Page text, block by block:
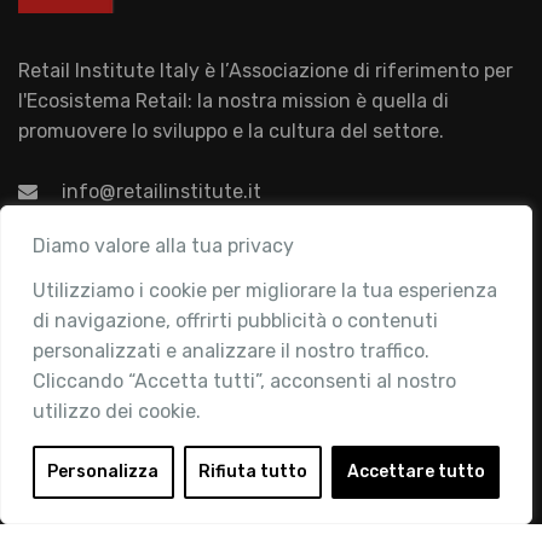
Diamo valore alla tua privacy
Utilizziamo i cookie per migliorare la tua esperienza
di navigazione, offrirti pubblicità o contenuti
personalizzati e analizzare il nostro traffico.
Cliccando “Accetta tutti”, acconsenti al nostro
utilizzo dei cookie.
Personalizza Rifiuta tutto Accettare tutto
Retail Institute Italy è l’Associazione di riferimento per
l'Ecosistema Retail: la nostra mission è quella di
promuovere lo sviluppo e la cultura del settore.
info@retailinstitute.it
Associazione
Chi siamo
Attività
Contatti
Area Riservata
Login
Diventa Socio